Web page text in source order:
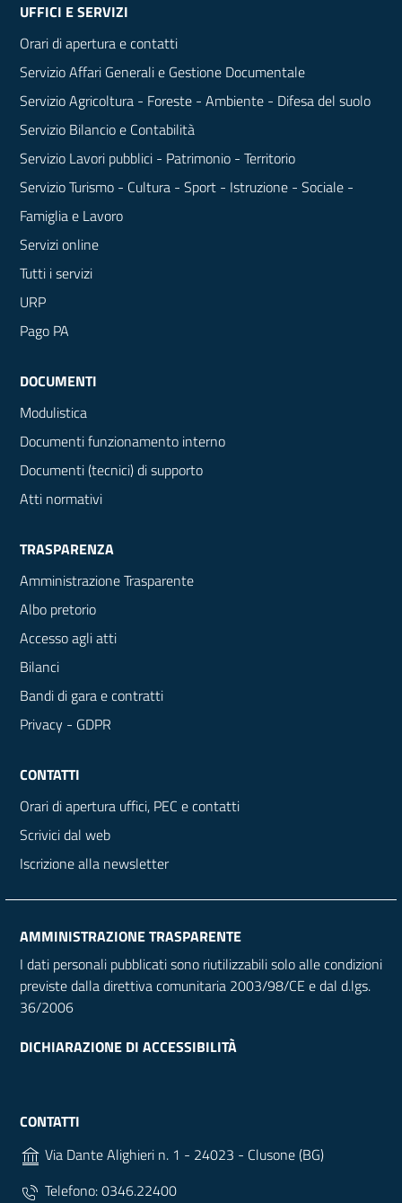
UFFICI E SERVIZI
Orari di apertura e contatti
Servizio Affari Generali e Gestione Documentale
Servizio Agricoltura - Foreste - Ambiente - Difesa del suolo
Servizio Bilancio e Contabilità
Servizio Lavori pubblici - Patrimonio - Territorio
Servizio Turismo - Cultura - Sport - Istruzione - Sociale -
Famiglia e Lavoro
Servizi online
Tutti i servizi
URP
Pago PA
DOCUMENTI
Modulistica
Documenti funzionamento interno
Documenti (tecnici) di supporto
Atti normativi
TRASPARENZA
Amministrazione Trasparente
Albo pretorio
Accesso agli atti
Bilanci
Bandi di gara e contratti
Privacy - GDPR
CONTATTI
Orari di apertura uffici, PEC e contatti
Scrivici dal web
Iscrizione alla newsletter
AMMINISTRAZIONE TRASPARENTE
I dati personali pubblicati sono riutilizzabili solo alle condizioni
previste dalla direttiva comunitaria 2003/98/CE e dal d.lgs.
36/2006
DICHIARAZIONE DI ACCESSIBILITÀ
CONTATTI
Via Dante Alighieri n. 1 - 24023 - Clusone (BG)
Telefono: 0346.22400